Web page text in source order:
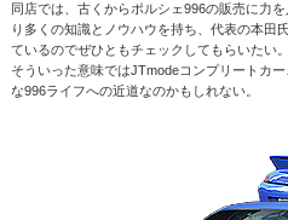
同店では、古くからポルシェ996の販売に力
り多くの知識とノウハウを持ち、代表の本田
ているのでぜひともチェックしてもらいたい。
そういった意味ではJTmodeコンプリートカ
な996ライフへの近道なのかもしれない。